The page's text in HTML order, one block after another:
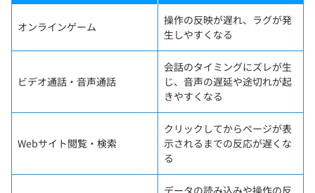
オンラインゲーム
操作の反映が遅れ、ラグが発
生しやすくなる
ビデオ通話・音声通話
会話のタイミングにズレが生
じ、音声の遅延や途切れが起
きやすくなる
Webサイト閲覧・検索
クリックしてからページが表
示されるまでの反応が遅くな
る